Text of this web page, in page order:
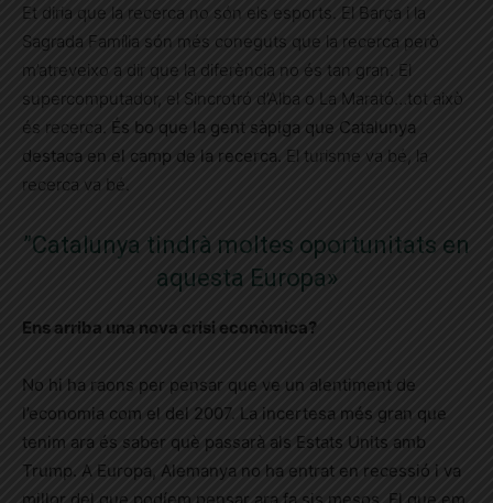
Et diria que la recerca no són els esports. El Barça i la
Sagrada Família són més coneguts que la recerca però
m’atreveixo a dir que la diferència no és tan gran. El
supercomputador, el Sincrotró d’Alba o La Marató…tot això
és recerca. És bo que la gent sàpiga que Catalunya
destaca en el camp de la recerca. El turisme va bé, la
recerca va bé.
”Catalunya tindrà moltes oportunitats en
aquesta Europa»
Ens arriba una nova crisi econòmica?
No hi ha raons per pensar que ve un alentiment de
l’economia com el del 2007. La incertesa més gran que
tenim ara és saber què passarà als Estats Units amb
Trump. A Europa, Alemanya no ha entrat en recessió i va